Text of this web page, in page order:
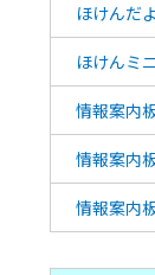
ほけんだ
ほけんミ
情報案内
情報案内
情報案内